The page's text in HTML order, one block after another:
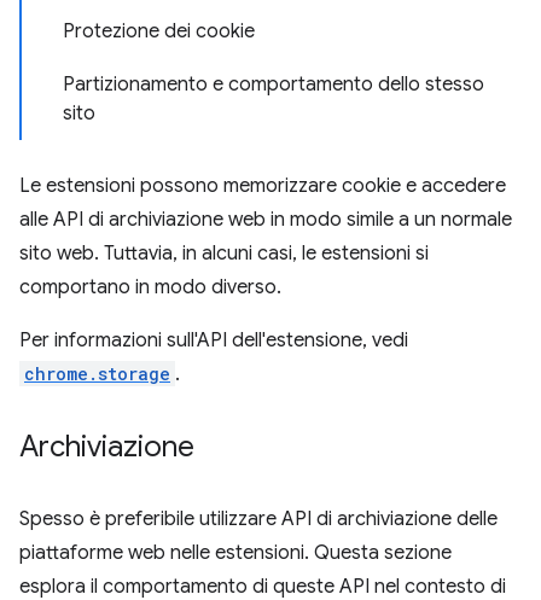
Protezione dei cookie
Partizionamento e comportamento dello stesso
sito
Le estensioni possono memorizzare cookie e accedere
alle API di archiviazione web in modo simile a un normale
sito web. Tuttavia, in alcuni casi, le estensioni si
comportano in modo diverso.
Per informazioni sull'API dell'estensione, vedi
chrome.storage .
Archiviazione
Spesso è preferibile utilizzare API di archiviazione delle
piattaforme web nelle estensioni. Questa sezione
esplora il comportamento di queste API nel contesto di